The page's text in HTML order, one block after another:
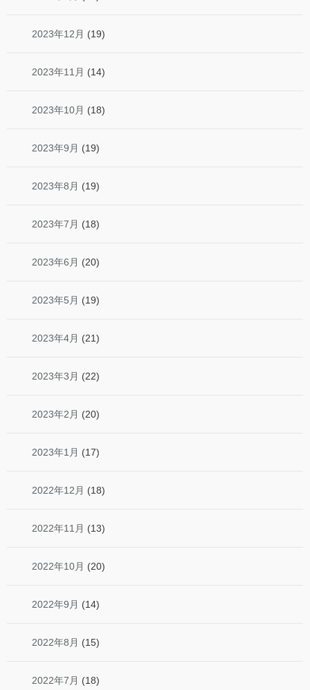
2023年12月 (19)
2023年11月 (14)
2023年10月 (18)
2023年9月 (19)
2023年8月 (19)
2023年7月 (18)
2023年6月 (20)
2023年5月 (19)
2023年4月 (21)
2023年3月 (22)
2023年2月 (20)
2023年1月 (17)
2022年12月 (18)
2022年11月 (13)
2022年10月 (20)
2022年9月 (14)
2022年8月 (15)
2022年7月 (18)